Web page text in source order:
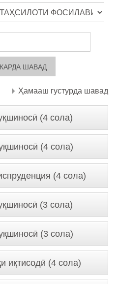
Ҳамааш густурда шавад
(4 сола)
(4 сола)
(4 сола)
(3 сола)
(3 сола)
иқтисодӣ (4 сола)